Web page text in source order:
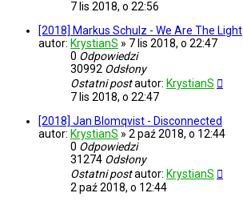
7 lis 2018, o 22:56
[2018] Markus Schulz - We Are The Light
autor: KrystianS » 7 lis 2018, o 22:47
0 Odpowiedzi
30992 Odsłony
Ostatni postautor: KrystianS
7 lis 2018, o 22:47
[2018] Jan Blomqvist - Disconnected
autor: KrystianS » 2 paź 2018, o 12:44
0 Odpowiedzi
31274 Odsłony
Ostatni postautor: KrystianS
2 paź 2018, o 12:44